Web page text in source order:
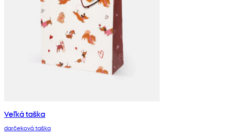
Veľká taška
darčeková taška